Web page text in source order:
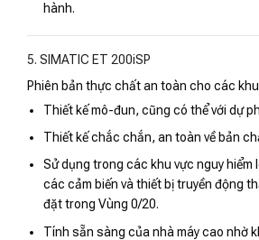
hành.
5. SIMATIC ET 200iSP
Phiên bản thực chất an toàn cho các khu
Thiết kế mô-đun, cũng có thể với dự
Thiết kế chắc chắn, an toàn về bản
Sử dụng trong các khu vực nguy hiểm
các cảm biến và thiết bị truyền động
đặt trong Vùng 0/20.
Tính sẵn sàng của nhà máy cao nhờ